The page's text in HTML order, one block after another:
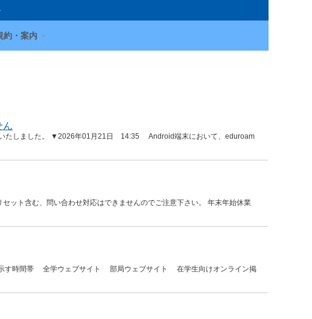
約・案内
ん
しました。 ▼2026年01月21日 14:35 Android端末において、eduroam
ット含む、問い合わせ対応はできませんのでご注意下さい。 年末年始休業
示す時間帯 全学ウェブサイト 部局ウェブサイト 在学生向けオンライン掲